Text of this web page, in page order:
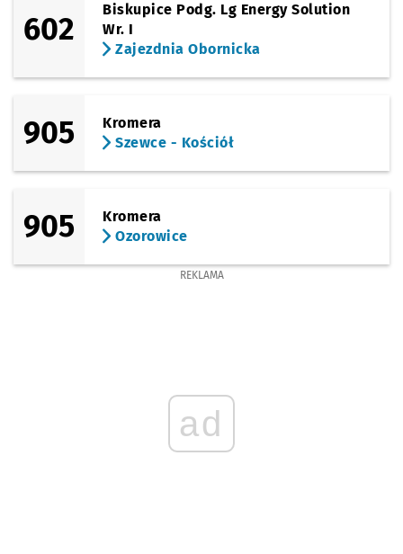
602
Biskupice Podg. Lg Energy Solution
Wr. I
Zajezdnia Obornicka
905
Kromera
Szewce - Kościół
905
Kromera
Ozorowice
REKLAMA
ad